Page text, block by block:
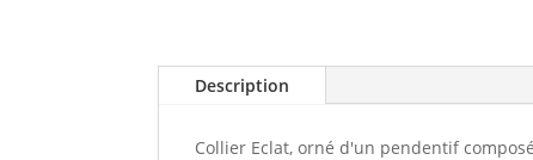
Description
Collier Eclat, orné d'un pendentif